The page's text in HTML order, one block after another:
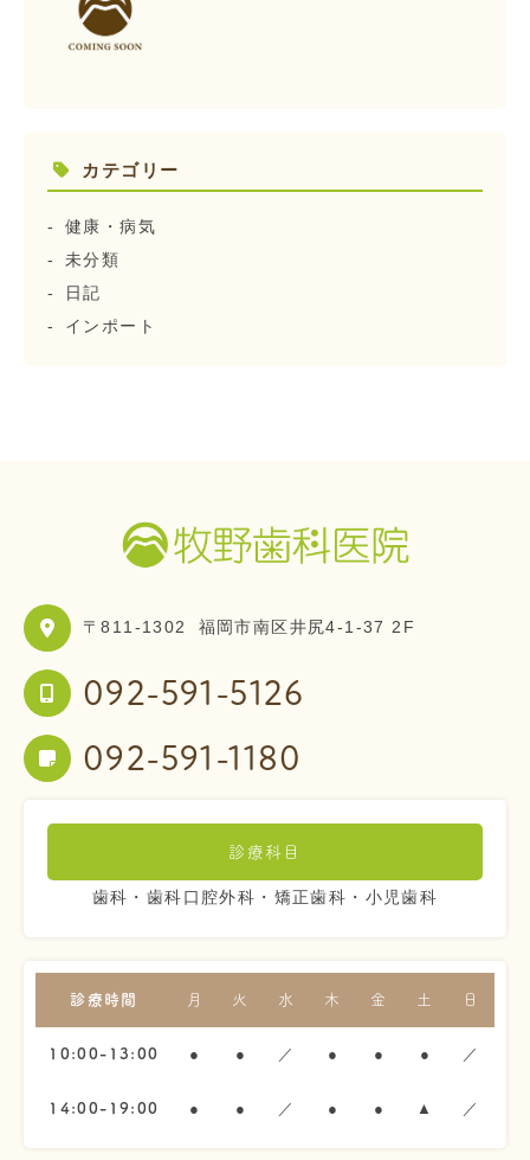
カテゴリー
健康・病気
未分類
日記
インポート
〒811-1302 福岡市南区井尻4-1-37 2F
092-591-5126
092-591-1180
診療科目
歯科・歯科口腔外科・矯正歯科・小児歯科
診療時間 月 火 水 木 金 土 日
10:00-13:00 ● ● ／ ● ● ● ／
14:00-19:00 ● ● ／ ● ● ▲ ／